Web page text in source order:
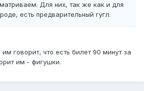
Для них, так же как и для
есть предварительный гугл.
говорит, что есть билет 90 минут за
им - фигушки.